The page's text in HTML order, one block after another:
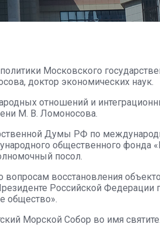
Московского
доктор экономических наук.
отношений и
М. В. Ломоносова.
Думы РФ по
общественного фонда
посол.
восстановления
Российской Федерации
общество».
Морской Собор во имя